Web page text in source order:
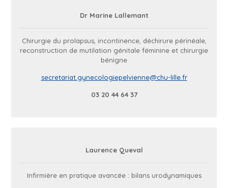
Dr Marine Lallemant
Chirurgie du prolapsus, incontinence, déchirure périnéale,
reconstruction de mutilation génitale féminine et chirurgie
bénigne
secretariat.gynecologiepelvienne@chu-lille.fr
03 20 44 64 37
Laurence Queval
Infirmière en pratique avancée : bilans urodynamiques